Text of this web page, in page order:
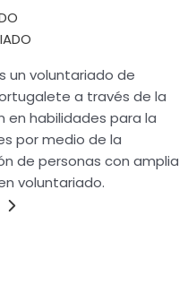
un voluntariado de
a través de la
en habilidades para la
por medio de la
de personas con amplia
voluntariado.